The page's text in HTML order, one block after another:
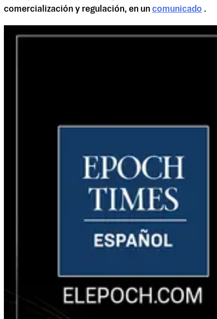
comercialización y regulación, en un comunicado .